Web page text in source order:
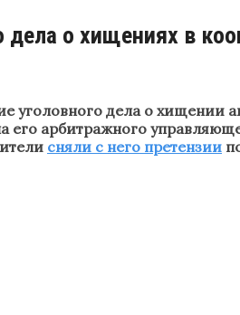
о хищениях в
дела о хищении
его арбитражного
сняли с него претензии